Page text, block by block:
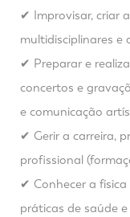
✔ Improvisar, criar
multidisciplinares e
✔ Preparar e
concertos e
e comunicação
✔ Gerir a carreira,
profissional
✔ Conhecer a
práticas de saúde